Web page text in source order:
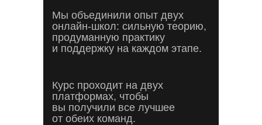
Мы объединили опыт двух
онлайн-школ: сильную теорию,
продуманную практику
и поддержку на каждом этапе.
Курс проходит на двух
платформах, чтобы
вы получили все лучшее
от обеих команд.